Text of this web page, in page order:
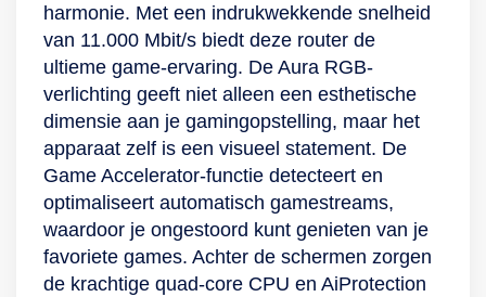
Daarnaast zorgt TP
Link HomeShield
voor geavanceerde
beveiliging van je
netwerk,
wachtwoorden en
smartapparaten.
Stel eenvoudig
uitgebreid ouderlijk
toezicht in, krijg
meldingen bij
harmonie. Met een indrukwekkende snelheid
van 11.000 Mbit/s biedt deze router de
ultieme game-ervaring. De Aura RGB-
verlichting geeft niet alleen een esthetische
dimensie aan je gamingopstelling, maar het
apparaat zelf is een visueel statement. De
Game Accelerator-functie detecteert en
optimaliseert automatisch gamestreams,
waardoor je ongestoord kunt genieten van je
favoriete games. Achter de schermen zorgen
de krachtige quad-core CPU en AiProtection